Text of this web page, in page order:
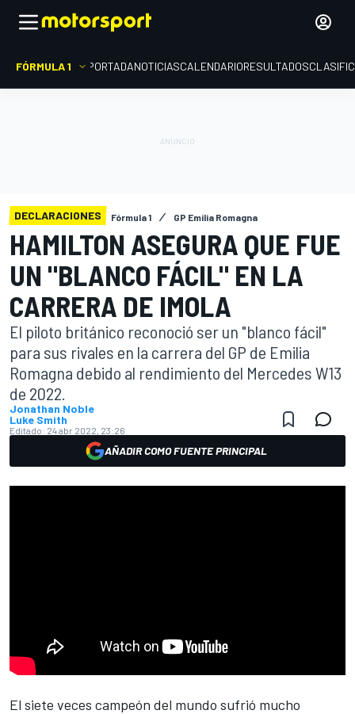
FÓRMULA 1 PORTADANOTICIASCALENDARIORESULTADOS
DECLARACIONES Fórmula 1 GP Emilia Romagna
HAMILTON ASEGURA QUE FUE
UN "BLANCO FÁCIL" EN LA
CARRERA DE IMOLA
El piloto británico reconoció ser un "blanco fácil"
para sus rivales en la carrera del GP de Emilia
Romagna debido al rendimiento del Mercedes W13
de 2022.
Jonathan Noble
Luke Smith
Editado: 24 abr 2022, 23:26
AÑADIR COMO FUENTE PRINCIPAL
El siete veces campeón del mundo sufrió mucho